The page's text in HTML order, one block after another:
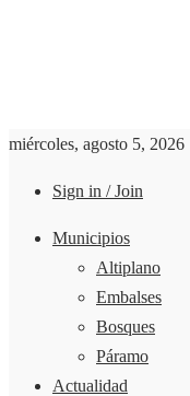
miércoles, agosto 5, 2026
Sign in / Join
Municipios
Altiplano
Embalses
Bosques
Páramo
Actualidad